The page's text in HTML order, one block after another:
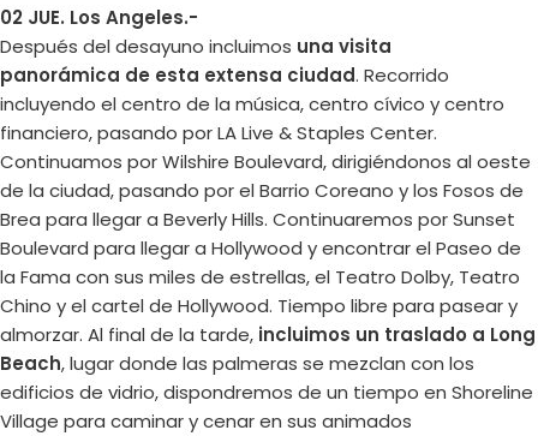
02 JUE. Los Angeles.-
Después del desayuno incluimos una visita
panorámica de esta extensa ciudad. Recorrido
incluyendo el centro de la música, centro cívico y centro
financiero, pasando por LA Live & Staples Center.
Continuamos por Wilshire Boulevard, dirigiéndonos al oeste
de la ciudad, pasando por el Barrio Coreano y los Fosos de
Brea para llegar a Beverly Hills. Continuaremos por Sunset
Boulevard para llegar a Hollywood y encontrar el Paseo de
la Fama con sus miles de estrellas, el Teatro Dolby, Teatro
Chino y el cartel de Hollywood. Tiempo libre para pasear y
almorzar. Al final de la tarde, incluimos un traslado a Long
Beach, lugar donde las palmeras se mezclan con los
edificios de vidrio, dispondremos de un tiempo en Shoreline
Village para caminar y cenar en sus animados